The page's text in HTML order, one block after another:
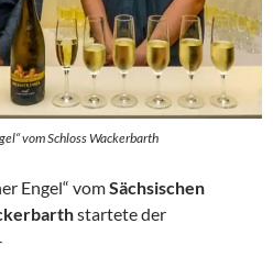
vom Schloss Wackerbarth
Engel“ vomSächsischen
startete der